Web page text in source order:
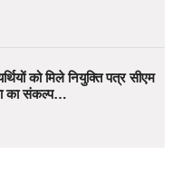
को मिले नियुक्ति पत्र सीएम
का संकल्प…